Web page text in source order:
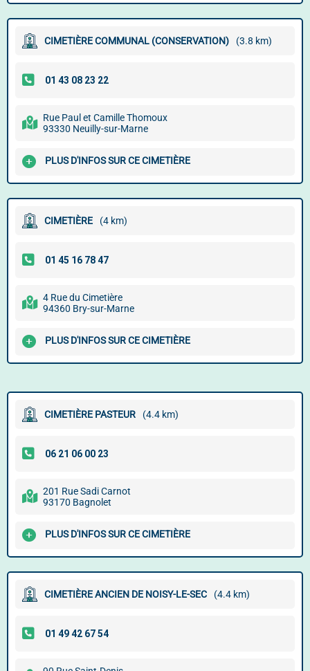
CIMETIÈRE COMMUNAL (CONSERVATION) (3.8 km)
Rue Paul et Camille Thomoux
93330 Neuilly-sur-Marne
PLUS D'INFOS SUR CE CIMETIÈRE
CIMETIÈRE (4 km)
4 Rue du Cimetière
94360 Bry-sur-Marne
PLUS D'INFOS SUR CE CIMETIÈRE
CIMETIÈRE PASTEUR (4.4 km)
201 Rue Sadi Carnot
93170 Bagnolet
PLUS D'INFOS SUR CE CIMETIÈRE
CIMETIÈRE ANCIEN DE NOISY-LE-SEC (4.4 km)